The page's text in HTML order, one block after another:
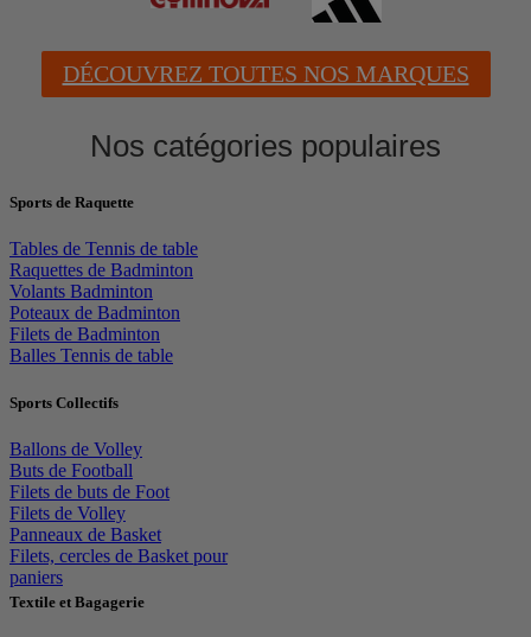
DÉCOUVREZ TOUTES NOS MARQUES
Nos catégories populaires
Sports de Raquette
Tables de Tennis de table
Raquettes de Badminton
Volants Badminton
Poteaux de Badminton
Filets de Badminton
Balles Tennis de table
Sports Collectifs
Ballons de Volley
Buts de Football
Filets de buts de Foot
Filets de Volley
Panneaux de Basket
Filets, cercles de Basket pour
paniers
Textile et Bagagerie